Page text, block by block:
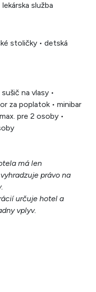
služba
stoličky • detská
na vlasy •
za poplatok • minibar
pre 2 osoby •
má len
právo na
určuje hotel a
vplyv.